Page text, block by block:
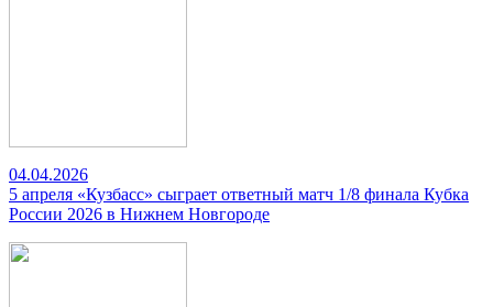
04.04.2026
5 апреля «Кузбасс» сыграет ответный матч 1/8 финала Кубка
России 2026 в Нижнем Новгороде